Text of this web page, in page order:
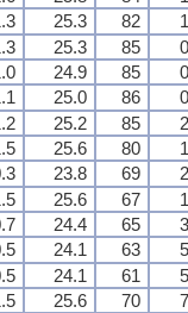
25.3 82
25.3 85
24.9 85
25.0 86
25.2 85
25.6 80
23.8 69
25.6 67
24.4 65
24.1 63
24.1 61
25.6 70